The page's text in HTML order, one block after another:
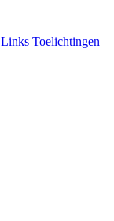
Links Toelichtingen